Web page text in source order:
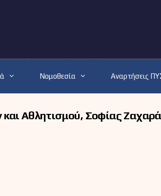
Νομοθεσία Αναρτήσεις
Αθλητισμού, Σοφίας